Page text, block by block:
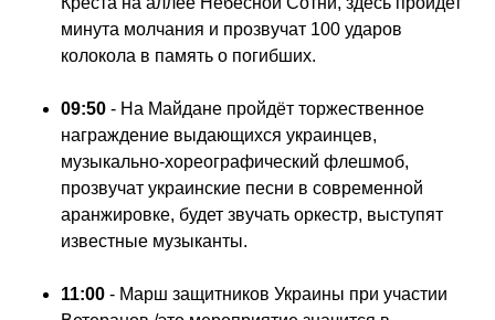
минута молчания и прозвучат 100 ударов
колокола в память о погибших.
09:50 - На Майдане пройдёт торжественное
награждение выдающихся украинцев,
музыкально-хореографический флешмоб,
прозвучат украинские песни в современной
аранжировке, будет звучать оркестр, выступят
известные музыканты.
11:00 - Марш защитников Украины при участии